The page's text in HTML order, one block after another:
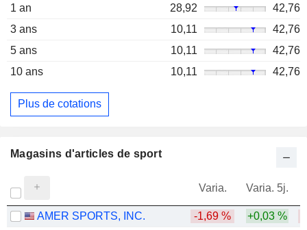
1 an
28,92
42,76
3 ans
10,11
42,76
5 ans
10,11
42,76
10 ans
10,11 42,76
Plus de cotations
Magasins d'articles de sport
Varia. Varia. 5j.
AMER SPORTS, INC. -1,69 % +0,03 %